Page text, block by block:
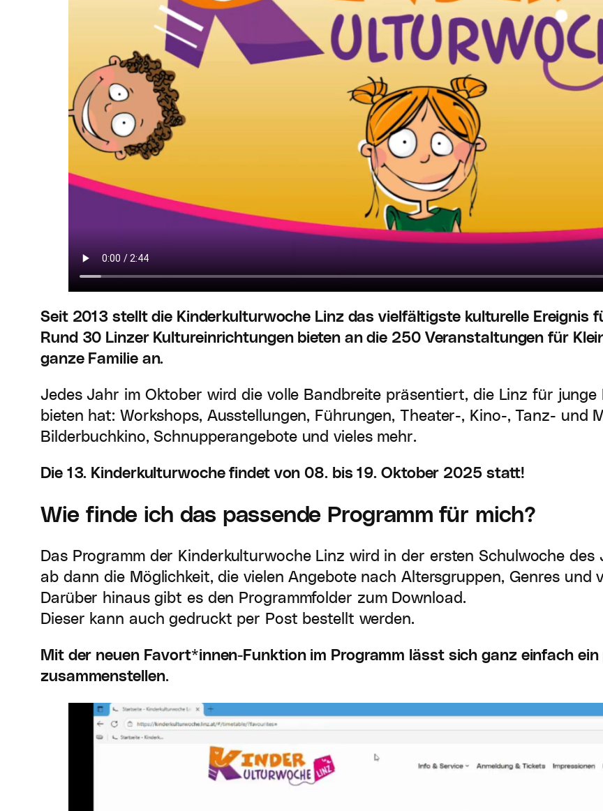
Seit 2013 stellt die Kinderkulturwoche Linz das vielfältigste kulturelle Ereignis
Rund 30 Linzer Kultureinrichtungen bieten an die 250 Veranstaltungen für
ganze Familie an.
Jedes Jahr im Oktober wird die volle Bandbreite präsentiert, die Linz für
bieten hat: Workshops, Ausstellungen, Führungen, Theater-, Kino-, Tanz- und
Bilderbuchkino, Schnupperangebote und vieles mehr.
Die 13. Kinderkulturwoche findet von 08. bis 19. Oktober 2025 statt!
Wie finde ich das passende Programm für mich?
Das Programm der Kinderkulturwoche Linz wird in der ersten Schulwoche
ab dann die Möglichkeit, die vielen Angebote nach Altersgruppen, Genres und
Darüber hinaus gibt es den Programmfolder zum Download.
Dieser kann auch gedruckt per Post bestellt werden.
Mit der neuen Favort*innen-Funktion im Programm lässt sich ganz einfach
zusammenstellen.